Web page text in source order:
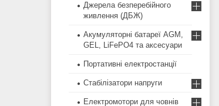
Джерела безперебійного
живлення (ДБЖ)
Акумуляторні батареї AGM,
GEL, LiFePO4 та аксесуари
Портативні електростанції
Стабілізатори напруги
Електромотори для човнів